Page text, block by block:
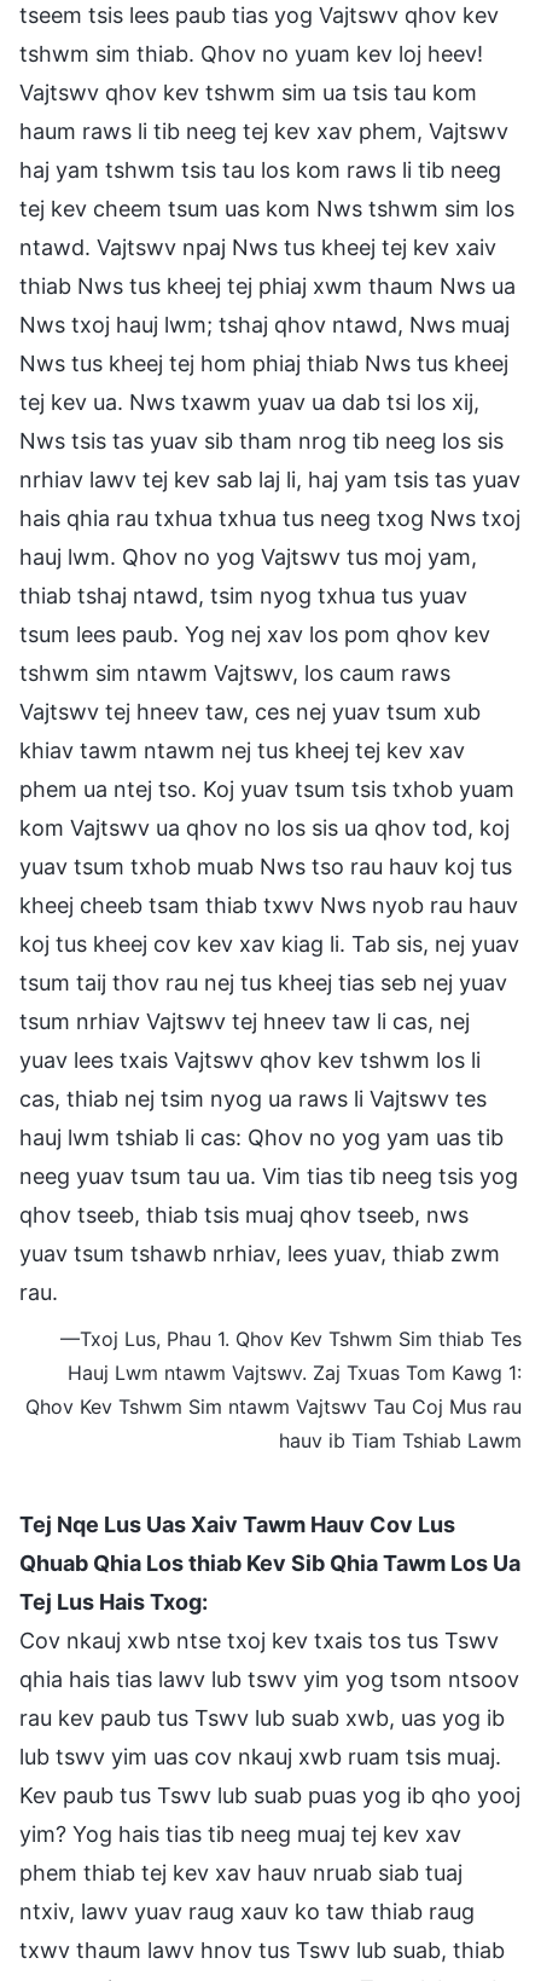
tseem tsis lees paub tias yog Vajtswv qhov kev
tshwm sim thiab. Qhov no yuam kev loj heev!
Vajtswv qhov kev tshwm sim ua tsis tau kom
haum raws li tib neeg tej kev xav phem, Vajtswv
haj yam tshwm tsis tau los kom raws li tib neeg
tej kev cheem tsum uas kom Nws tshwm sim los
ntawd. Vajtswv npaj Nws tus kheej tej kev xaiv
thiab Nws tus kheej tej phiaj xwm thaum Nws ua
Nws txoj hauj lwm; tshaj qhov ntawd, Nws muaj
Nws tus kheej tej hom phiaj thiab Nws tus kheej
tej kev ua. Nws txawm yuav ua dab tsi los xij,
Nws tsis tas yuav sib tham nrog tib neeg los sis
nrhiav lawv tej kev sab laj li, haj yam tsis tas yuav
hais qhia rau txhua txhua tus neeg txog Nws txoj
hauj lwm. Qhov no yog Vajtswv tus moj yam,
thiab tshaj ntawd, tsim nyog txhua tus yuav
tsum lees paub. Yog nej xav los pom qhov kev
tshwm sim ntawm Vajtswv, los caum raws
Vajtswv tej hneev taw, ces nej yuav tsum xub
khiav tawm ntawm nej tus kheej tej kev xav
phem ua ntej tso. Koj yuav tsum tsis txhob yuam
kom Vajtswv ua qhov no los sis ua qhov tod, koj
yuav tsum txhob muab Nws tso rau hauv koj tus
kheej cheeb tsam thiab txwv Nws nyob rau hauv
koj tus kheej cov kev xav kiag li. Tab sis, nej yuav
tsum taij thov rau nej tus kheej tias seb nej yuav
tsum nrhiav Vajtswv tej hneev taw li cas, nej
yuav lees txais Vajtswv qhov kev tshwm los li
cas, thiab nej tsim nyog ua raws li Vajtswv tes
hauj lwm tshiab li cas: Qhov no yog yam uas tib
neeg yuav tsum tau ua. Vim tias tib neeg tsis yog
qhov tseeb, thiab tsis muaj qhov tseeb, nws
yuav tsum tshawb nrhiav, lees yuav, thiab zwm
rau.
—Txoj Lus, Phau 1. Qhov Kev Tshwm Sim thiab Tes
Hauj Lwm ntawm Vajtswv. Zaj Txuas Tom Kawg 1:
Qhov Kev Tshwm Sim ntawm Vajtswv Tau Coj Mus rau
hauv ib Tiam Tshiab Lawm
Tej Nqe Lus Uas Xaiv Tawm Hauv Cov Lus
Qhuab Qhia Los thiab Kev Sib Qhia Tawm Los Ua
Tej Lus Hais Txog:
Cov nkauj xwb ntse txoj kev txais tos tus Tswv
qhia hais tias lawv lub tswv yim yog tsom ntsoov
rau kev paub tus Tswv lub suab xwb, uas yog ib
lub tswv yim uas cov nkauj xwb ruam tsis muaj.
Kev paub tus Tswv lub suab puas yog ib qho yooj
yim? Yog hais tias tib neeg muaj tej kev xav
phem thiab tej kev xav hauv nruab siab tuaj
ntxiv, lawv yuav raug xauv ko taw thiab raug
txwv thaum lawv hnov tus Tswv lub suab, thiab